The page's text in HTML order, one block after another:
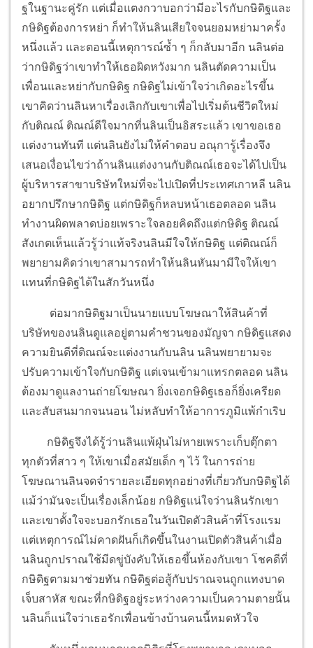
ฐในฐานะคู่รัก แต่เมื่อแตงกวาบอกว่ามีอะไรกับกษิดิฐและ
กษิดิฐต้องการหย่า ก็ทำให้นลินเสียใจจนยอมหย่ามาครั้ง
หนึ่งแล้ว และตอนนี้เหตุการณ์ซ้ำ ๆ ก็กลับมาอีก นลินต่อ
ว่ากษิดิฐว่าเขาทำให้เธอผิดหวังมาก นลินตัดความเป็น
เพื่อนและหย่ากับกษิดิฐ กษิดิฐไม่เข้าใจว่าเกิดอะไรขึ้น
เขาคิดว่านลินหาเรื่องเลิกกับเขาเพื่อไปเริ่มต้นชีวิตใหม่
กับติณณ์ ติณณ์ดีใจมากที่นลินเป็นอิสระแล้ว เขาขอเธอ
แต่งงานทันที แต่นลินยังไม่ให้คำตอบ อณุการู้เรื่องจึง
เสนอเงื่อนไขว่าถ้านลินแต่งงานกับติณณ์เธอจะได้ไปเป็น
ผู้บริหารสาขาบริษัทใหม่ที่จะไปเปิดที่ประเทศเกาหลี นลิน
อยากปรึกษากษิดิฐ แต่กษิดิฐก็หลบหน้าเธอตลอด นลิน
ทำงานผิดพลาดบ่อยเพราะใจลอยคิดถึงแต่กษิดิฐ ติณณ์
สังเกตเห็นแล้วรู้ว่าแท้จริงนลินมีใจให้กษิดิฐ แต่ติณณ์ก็
พยายามคิดว่าเขาสามารถทำให้นลินหันมามีใจให้เขา
แทนที่กษิดิฐได้ในสักวันหนึ่ง
ต่อมากษิดิฐมาเป็นนายแบบโฆษณาให้สินค้าที่
บริษัทของนลินดูแลอยู่ตามคำชวนของมัญจา กษิดิฐแสดง
ความยินดีที่ติณณ์จะแต่งงานกับนลิน นลินพยายามจะ
ปรับความเข้าใจกับกษิดิฐ แต่เจนเข้ามาแทรกตลอด นลิน
ต้องมาดูแลงานถ่ายโฆษณา ยิ่งเจอกษิดิฐเธอก็ยิ่งเครียด
และสับสนมากจนนอน ไม่หลับทำให้อาการภูมิแพ้กำเริบ
กษิดิฐจึงได้รู้ว่านลินแพ้ฝุ่นไม่หายเพราะเก็บตุ๊กตา
ทุกตัวที่สาว ๆ ให้เขาเมื่อสมัยเด็ก ๆ ไว้ ในการถ่าย
โฆษณานลินจดจำรายละเอียดทุกอย่างที่เกี่ยวกับกษิดิฐได้
แม้ว่ามันจะเป็นเรื่องเล็กน้อย กษิดิฐแน่ใจว่านลินรักเขา
และเขาตั้งใจจะบอกรักเธอในวันเปิดตัวสินค้าที่โรงแรม
แต่เหตุการณ์ไม่คาดฝันก็เกิดขึ้นในงานเปิดตัวสินค้าเมื่อ
นลินถูกปราณใช้มีดขู่บังคับให้เธอขึ้นห้องกับเขา โชคดีที่
กษิดิฐตามมาช่วยทัน กษิดิฐต่อสู้กับปราณจนถูกแทงบาด
เจ็บสาหัส ขณะที่กษิดิฐอยู่ระหว่างความเป็นความตายนั้น
นลินก็แน่ใจว่าเธอรักเพื่อนข้างบ้านคนนี้หมดหัวใจ